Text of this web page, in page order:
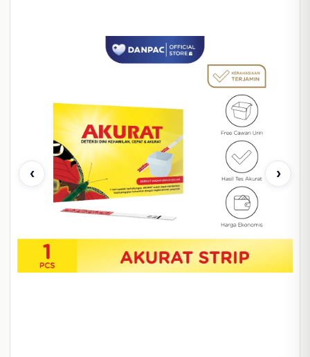
‹ ›